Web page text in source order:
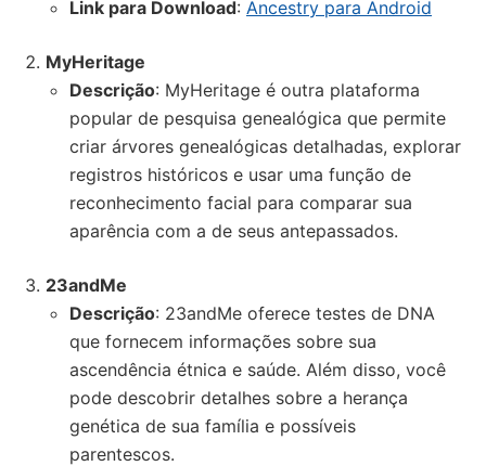
Link para Download: Ancestry para Android
MyHeritage
Descrição: MyHeritage é outra plataforma
popular de pesquisa genealógica que permite
criar árvores genealógicas detalhadas, explorar
registros históricos e usar uma função de
reconhecimento facial para comparar sua
aparência com a de seus antepassados.
23andMe
Descrição: 23andMe oferece testes de DNA
que fornecem informações sobre sua
ascendência étnica e saúde. Além disso, você
pode descobrir detalhes sobre a herança
genética de sua família e possíveis
parentescos.